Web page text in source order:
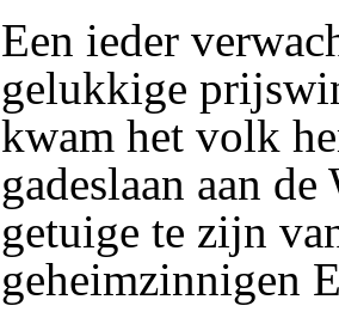
Een ieder
gelukkige
kwam het volk
gadeslaan aan
getuige te zijn
geheimzinnigen